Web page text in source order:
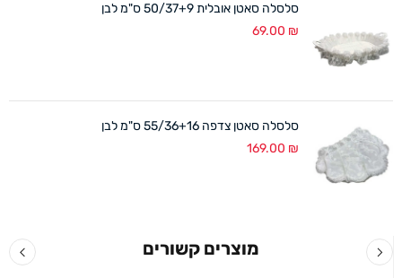
סלסלה סאטן אובלית 50/37+9 ס"מ לבן
69.00 ₪
סלסלה סאטן צדפה 55/36+16 ס"מ לבן
169.00 ₪
מוצרים קשורים